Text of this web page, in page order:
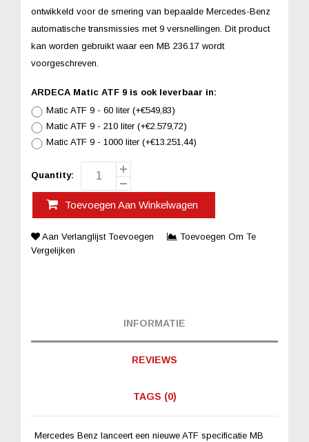
ontwikkeld voor de smering van bepaalde Mercedes-Benz
automatische transmissies met 9 versnellingen. Dit product
kan worden gebruikt waar een MB 236.17 wordt
voorgeschreven.
ARDECA Matic ATF 9 is ook leverbaar in:
Matic ATF 9 - 60 liter (+€549,83)
Matic ATF 9 - 210 liter (+€2.579,72)
Matic ATF 9 - 1000 liter (+€13.251,44)
Quantity:
Toevoegen Aan Winkelwagen
Aan Verlanglijst Toevoegen
Toevoegen Om Te
Vergelijken
INFORMATIE
REVIEWS
TAGS (0)
Mercedes Benz lanceert een nieuwe ATF specificatie MB